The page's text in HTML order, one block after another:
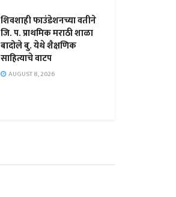
शिवशाही फाउंडेशनच्या वतीने
जि. प. प्राथमिक मराठी शाळा
बादोले बु. येथे शैक्षणिक
साहित्याचे वाटप
AUGUST 8, 2026